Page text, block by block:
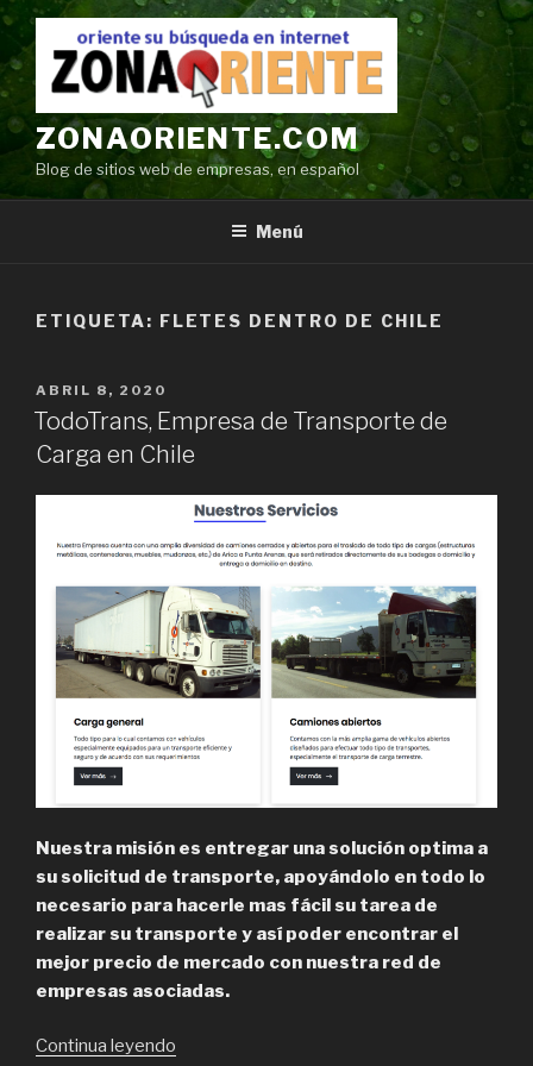
Ir
contenido
ZONAORIENTE.COM
Blog de sitios web de empresas, en español
Menú
ETIQUETA: FLETES DENTRO DE CHILE
POSTED
ON
ABRIL 8, 2020
TodoTrans, Empresa de Transporte de
Carga en Chile
Nuestra misión es entregar una solución optima a
su solicitud de transporte, apoyándolo en todo lo
necesario para hacerle mas fácil su tarea de
realizar su transporte y así poder encontrar el
mejor precio de mercado con nuestra red de
empresas asociadas.
Continua leyendo